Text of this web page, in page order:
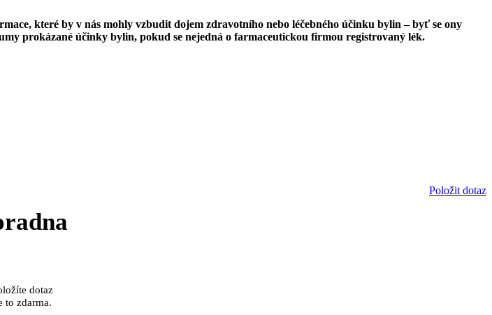
které by v nás mohly vzbudit dojem zdravotního nebo léčebného účinku bylin – byť se ony
prokázané účinky bylin, pokud se nejedná o farmaceutickou firmou registrovaný lék.
Položit dotaz
dotaz
to zdarma.